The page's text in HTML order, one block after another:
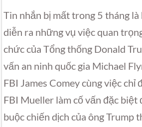
Tin nhắn bị mất trong 5 tháng
diễn ra những vụ việc quan
chức của Tổng thống Donald
vấn an ninh quốc gia Michael
FBI James Comey cùng việc chỉ
FBI Mueller làm cố vấn đặc biệt
buộc chiến dịch của ông Trump